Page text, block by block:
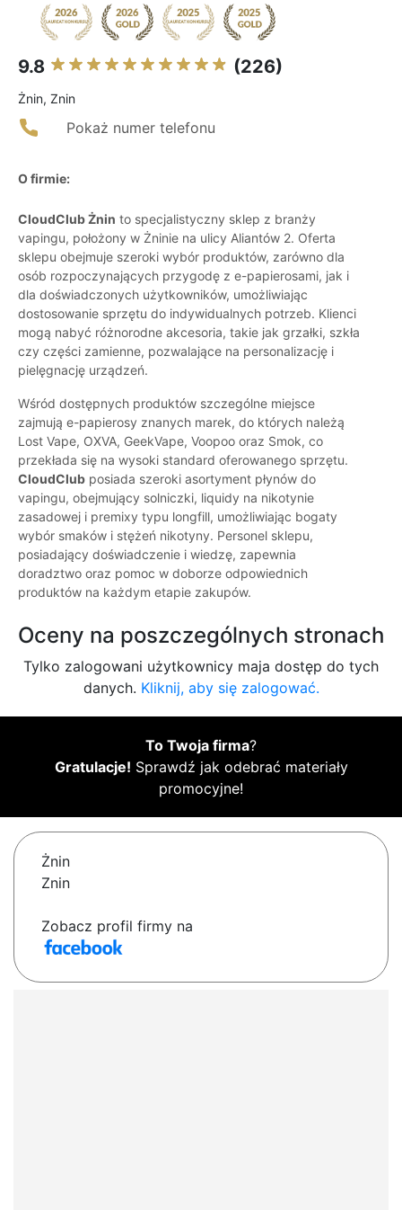
9.8 (226)
Żnin, Znin
Pokaż numer telefonu
O firmie:
CloudClub Żnin to specjalistyczny sklep z branży
vapingu, położony w Żninie na ulicy Aliantów 2. Oferta
sklepu obejmuje szeroki wybór produktów, zarówno dla
osób rozpoczynających przygodę z e-papierosami, jak i
dla doświadczonych użytkowników, umożliwiając
dostosowanie sprzętu do indywidualnych potrzeb. Klienci
mogą nabyć różnorodne akcesoria, takie jak grzałki, szkła
czy części zamienne, pozwalające na personalizację i
pielęgnację urządzeń.
Wśród dostępnych produktów szczególne miejsce
zajmują e-papierosy znanych marek, do których należą
Lost Vape, OXVA, GeekVape, Voopoo oraz Smok, co
przekłada się na wysoki standard oferowanego sprzętu.
CloudClub posiada szeroki asortyment płynów do
vapingu, obejmujący solniczki, liquidy na nikotynie
zasadowej i premixy typu longfill, umożliwiając bogaty
wybór smaków i stężeń nikotyny. Personel sklepu,
posiadający doświadczenie i wiedzę, zapewnia
doradztwo oraz pomoc w doborze odpowiednich
produktów na każdym etapie zakupów.
Oceny na poszczególnych stronach
Tylko zalogowani użytkownicy maja dostęp do tych
danych. Kliknij, aby się zalogować.
To Twoja firma?
Gratulacje! Sprawdź jak odebrać materiały
promocyjne!
Żnin
Znin
Zobacz profil firmy na